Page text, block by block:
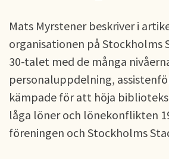
Mats Myrstener beskriver i
organisationen på Stockholms
30-talet med de många
personaluppdelning,
kämpade för att höja
låga löner och lönekonflikten
föreningen och Stockholms